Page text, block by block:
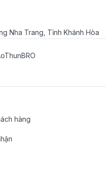
Nha Trang, Tỉnh Khánh Hòa
hàng